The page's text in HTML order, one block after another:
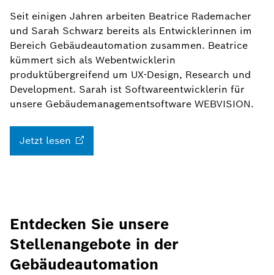
Seit einigen Jahren arbeiten Beatrice Rademacher
und Sarah Schwarz bereits als Entwicklerinnen im
Bereich Gebäudeautomation zusammen. Beatrice
kümmert sich als Webentwicklerin
produktübergreifend um UX-Design, Research und
Development. Sarah ist Softwareentwicklerin für
unsere Gebäudemanagementsoftware WEBVISION.
Jetzt lesen
Entdecken Sie unsere
Stellenangebote in der
Gebäudeautomation